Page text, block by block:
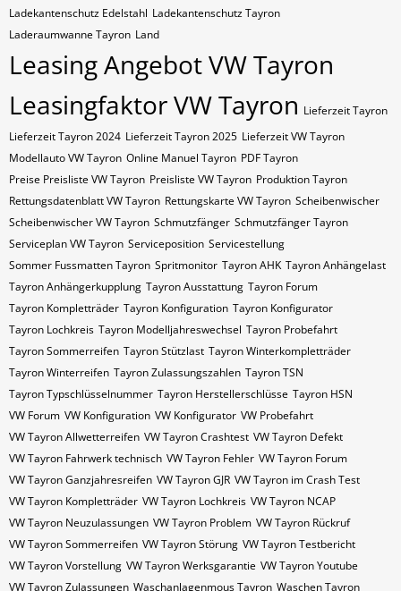
Ladekantenschutz Edelstahl Ladekantenschutz Tayron
Laderaumwanne Tayron Land
Leasing Angebot VW Tayron
Leasingfaktor VW Tayron Lieferzeit Tayron
Lieferzeit Tayron 2024 Lieferzeit Tayron 2025 Lieferzeit VW Tayron
Modellauto VW Tayron Online Manuel Tayron PDF Tayron
Preise Preisliste VW Tayron Preisliste VW Tayron Produktion Tayron
Rettungsdatenblatt VW Tayron Rettungskarte VW Tayron Scheibenwischer
Scheibenwischer VW​ Tayron Schmutzfänger Schmutzfänger Tayron
Serviceplan VW Tayron Serviceposition Servicestellung
Sommer Fussmatten Tayron Spritmonitor Tayron AHK Tayron Anhängelast
Tayron Anhängerkupplung Tayron Ausstattung Tayron Forum
Tayron Kompletträder Tayron Konfiguration Tayron Konfigurator
Tayron Lochkreis Tayron Modelljahreswechsel Tayron Probefahrt
Tayron Sommerreifen Tayron Stützlast Tayron Winterkompletträder
Tayron Winterreifen Tayron Zulassungszahlen Tayron​​​​ TSN
Tayron​​​​ Typschlüsselnummer Tayron​​​​​ Herstellerschlüsse Tayron​​​​​ HSN
VW Forum VW Konfiguration VW Konfigurator VW Probefahrt
VW Tayron Allwetterreifen VW Tayron Crashtest VW Tayron Defekt
VW Tayron Fahrwerk technisch VW Tayron Fehler VW Tayron Forum
VW Tayron Ganzjahresreifen VW Tayron GJR VW Tayron im Crash Test
VW Tayron Kompletträder VW Tayron Lochkreis VW Tayron NCAP
VW Tayron Neuzulassungen VW Tayron Problem VW Tayron Rückruf
VW Tayron Sommerreifen VW Tayron Störung VW Tayron Testbericht
VW Tayron Vorstellung VW Tayron Werksgarantie VW Tayron Youtube
VW Tayron Zulassungen Waschanlagenmous Tayron Waschen Tayron